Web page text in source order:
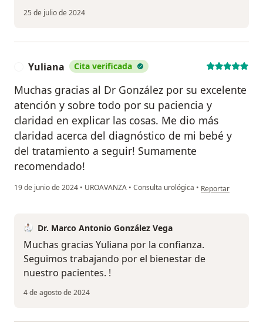
25 de julio de 2024
Yuliana Cita verificada
Muchas gracias al Dr González por su excelente
atención y sobre todo por su paciencia y
claridad en explicar las cosas. Me dio más
claridad acerca del diagnóstico de mi bebé y
del tratamiento a seguir! Sumamente
recomendado!
19 de junio de 2024 • UROAVANZA • Consulta urológica • en opinión del
Reportar
Dr. Marco Antonio González Vega
Muchas gracias Yuliana por la confianza.
Seguimos trabajando por el bienestar de
nuestro pacientes. !
4 de agosto de 2024